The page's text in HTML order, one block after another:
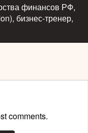
финансов РФ,
бизнес-тренер,
comments.